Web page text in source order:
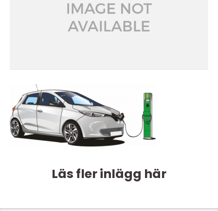
Läs fler inlägg här